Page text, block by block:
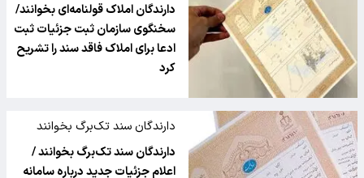
دارندگان املاک قولنامه‌ای بخوانند/
سخنگوی سازمان ثبت جزئیات ثبت
ادعا برای املاک فاقد سند را تشریح
کرد
دارندگان سند تک‌برگ بخوانند
دارندگان سند تک‌برگ بخوانند /
اعلام جزئیات جدید درباره سامانه